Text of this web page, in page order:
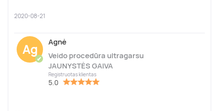
2020-08-21
Ag
✔
Agnė
Veido procedūra ultragarsu
JAUNYSTĖS GAIVA
Registruotas klientas
5.0